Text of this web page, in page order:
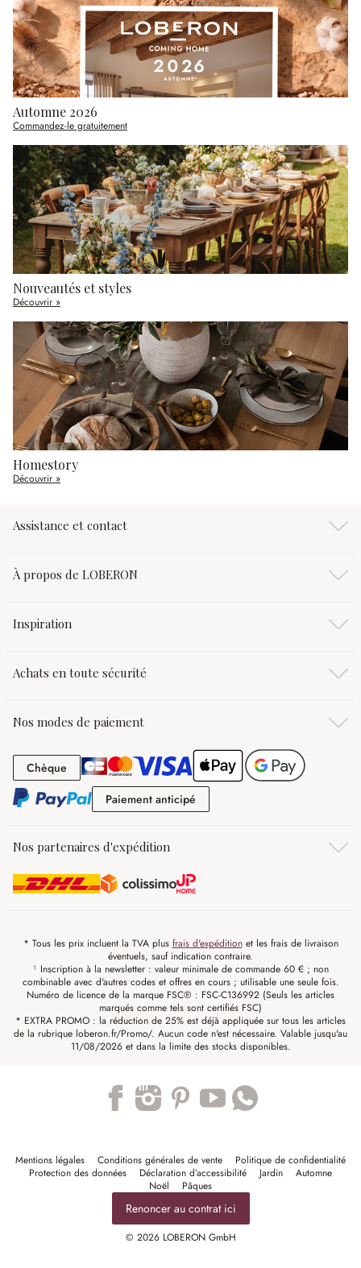
Automne 2026
Commandez-le gratuitement
Nouveautés et styles
Découvrir »
Homestory
Découvrir »
Assistance et contact
À propos de LOBERON
Inspiration
Achats en toute sécurité
Nos modes de paiement
Chèque Chèque
Paiement anticipé
Nos partenaires d'expédition
* Tous les prix incluent la TVA plus frais d'expéditionet les frais de livraison
éventuels, sauf indication contraire.
¹ Inscription à la newsletter : valeur minimale de commande 60 € ; non
combinable avec d'autres codes et offres en cours ; utilisable une seule fois.
Numéro de licence de la marque FSC® : FSC-C136992 (Seuls les articles
marqués comme tels sont certifiés FSC)
* EXTRA PROMO : la réduction de 25% est déjà appliquée sur tous les articles
de la rubrique loberon.fr/Promo/. Aucun code n'est nécessaire. Valable jusqu'au
11/08/2026 et dans la limite des stocks disponibles.
Mentions légales Conditions générales de vente
Politique de confidentialité
Protection des données
Déclaration d’accessibilité Jardin
Automne
Noël
Pâques
Renoncer au contrat ici
© 2026 LOBERON GmbH